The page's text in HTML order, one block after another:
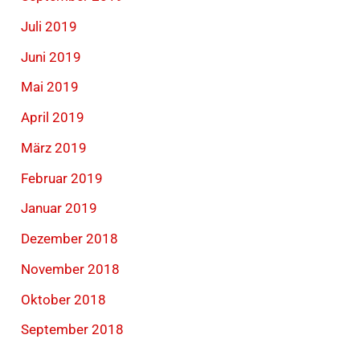
Juli 2019
Juni 2019
Mai 2019
April 2019
März 2019
Februar 2019
Januar 2019
Dezember 2018
November 2018
Oktober 2018
September 2018